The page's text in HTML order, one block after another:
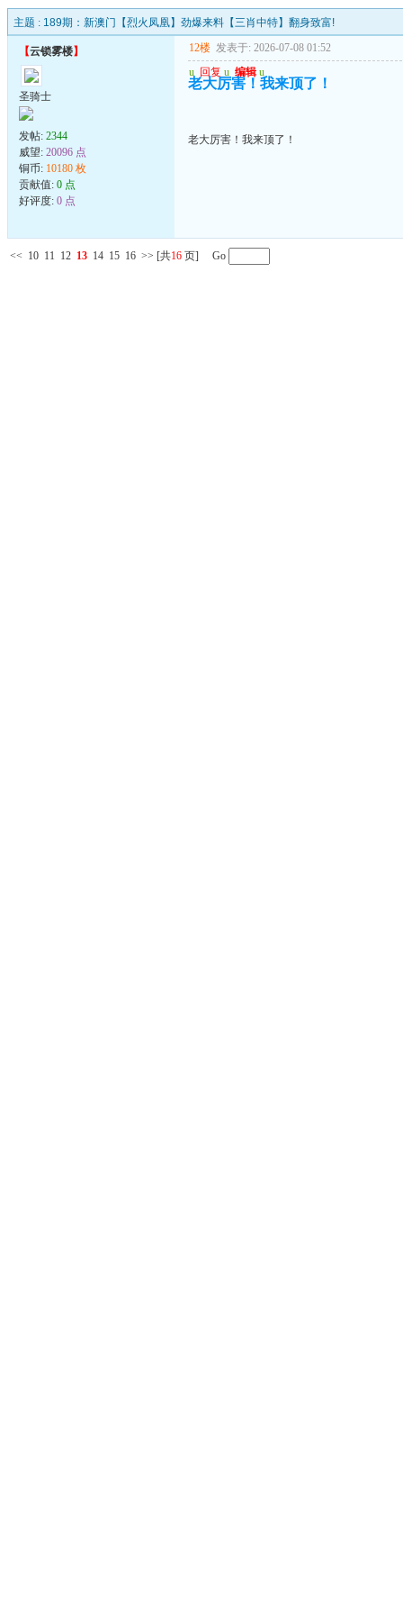
主题 : 189期：新澳门【烈火凤凰】劲爆来料【三肖中特】翻身致富!
【云锁雾楼】
圣骑士
发帖: 2344
威望: 20096 点
铜币: 10180 枚
贡献值: 0 点
好评度: 0 点
12楼 发表于: 2026-07-08 01:52
u 回复 u 编辑 u
老大厉害！我来顶了！
老大厉害！我来顶了！
<< 10 11 12 13 14 15 16 >> [共16 页] Go